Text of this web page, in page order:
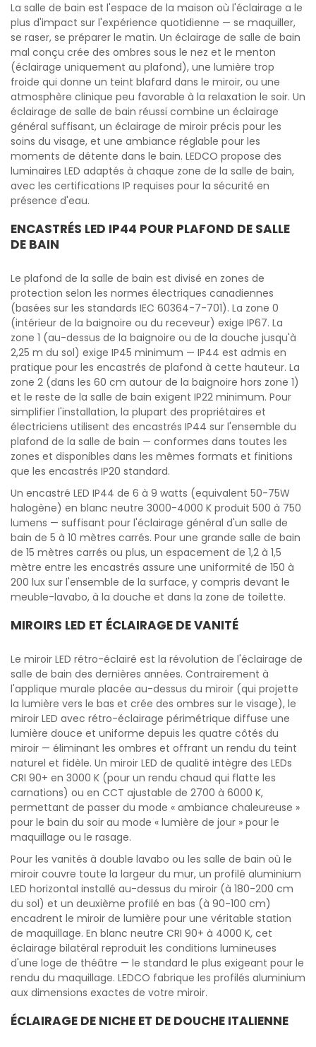
La salle de bain est l'espace de la maison où l'éclairage a le
plus d'impact sur l'expérience quotidienne — se maquiller,
se raser, se préparer le matin. Un éclairage de salle de bain
mal conçu crée des ombres sous le nez et le menton
(éclairage uniquement au plafond), une lumière trop
froide qui donne un teint blafard dans le miroir, ou une
atmosphère clinique peu favorable à la relaxation le soir. Un
éclairage de salle de bain réussi combine un éclairage
général suffisant, un éclairage de miroir précis pour les
soins du visage, et une ambiance réglable pour les
moments de détente dans le bain. LEDCO propose des
luminaires LED adaptés à chaque zone de la salle de bain,
avec les certifications IP requises pour la sécurité en
présence d'eau.
ENCASTRÉS LED IP44 POUR PLAFOND DE SALLE
DE BAIN
Le plafond de la salle de bain est divisé en zones de
protection selon les normes électriques canadiennes
(basées sur les standards IEC 60364-7-701). La zone 0
(intérieur de la baignoire ou du receveur) exige IP67. La
zone 1 (au-dessus de la baignoire ou de la douche jusqu'à
2,25 m du sol) exige IP45 minimum — IP44 est admis en
pratique pour les encastrés de plafond à cette hauteur. La
zone 2 (dans les 60 cm autour de la baignoire hors zone 1)
et le reste de la salle de bain exigent IP22 minimum. Pour
simplifier l'installation, la plupart des propriétaires et
électriciens utilisent des encastrés IP44 sur l'ensemble du
plafond de la salle de bain — conformes dans toutes les
zones et disponibles dans les mêmes formats et finitions
que les encastrés IP20 standard.
Un encastré LED IP44 de 6 à 9 watts (equivalent 50-75W
halogène) en blanc neutre 3000-4000 K produit 500 à 750
lumens — suffisant pour l'éclairage général d'un salle de
bain de 5 à 10 mètres carrés. Pour une grande salle de bain
de 15 mètres carrés ou plus, un espacement de 1,2 à 1,5
mètre entre les encastrés assure une uniformité de 150 à
200 lux sur l'ensemble de la surface, y compris devant le
meuble-lavabo, à la douche et dans la zone de toilette.
MIROIRS LED ET ÉCLAIRAGE DE VANITÉ
Le miroir LED rétro-éclairé est la révolution de l'éclairage de
salle de bain des dernières années. Contrairement à
l'applique murale placée au-dessus du miroir (qui projette
la lumière vers le bas et crée des ombres sur le visage), le
miroir LED avec rétro-éclairage périmétrique diffuse une
lumière douce et uniforme depuis les quatre côtés du
miroir — éliminant les ombres et offrant un rendu du teint
naturel et fidèle. Un miroir LED de qualité intègre des LEDs
CRI 90+ en 3000 K (pour un rendu chaud qui flatte les
carnations) ou en CCT ajustable de 2700 à 6000 K,
permettant de passer du mode « ambiance chaleureuse »
pour le bain du soir au mode « lumière de jour » pour le
maquillage ou le rasage.
Pour les vanités à double lavabo ou les salle de bain où le
miroir couvre toute la largeur du mur, un profilé aluminium
LED horizontal installé au-dessus du miroir (à 180-200 cm
du sol) et un deuxième profilé en bas (à 90-100 cm)
encadrent le miroir de lumière pour une véritable station
de maquillage. En blanc neutre CRI 90+ à 4000 K, cet
éclairage bilatéral reproduit les conditions lumineuses
d'une loge de théâtre — le standard le plus exigeant pour le
rendu du maquillage. LEDCO fabrique les profilés aluminium
aux dimensions exactes de votre miroir.
ÉCLAIRAGE DE NICHE ET DE DOUCHE ITALIENNE